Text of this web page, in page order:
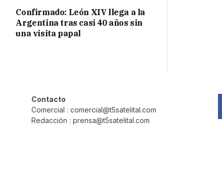
Confirmado: León XIV llega a la
Argentina tras casi 40 años sin
una visita papal
Contacto
Comercial : comercial@t5satelital.com
Redacción : prensa@t5satelital.com